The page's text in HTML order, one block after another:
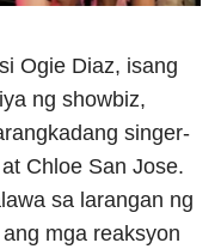
Ogie Diaz, isang
ng showbiz,
singer-
Chloe San Jose.
sa larangan ng
mga reaksyon